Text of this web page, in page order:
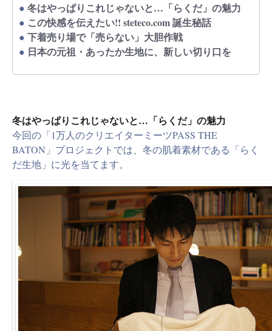
● 冬はやっぱりこれじゃないと…「らくだ」の魅力
● この快感を伝えたい!! steteco.com 誕生秘話
● 下着売り場で「売らない」大胆作戦
● 日本の元祖・あったか生地に、新しい切り口を
冬はやっぱりこれじゃないと…「らくだ」の魅力
今回の「1万人のクリエイターミーツPASS THE
BATON」プロジェクトでは、冬の肌着素材である「らく
だ生地」に光を当てます。